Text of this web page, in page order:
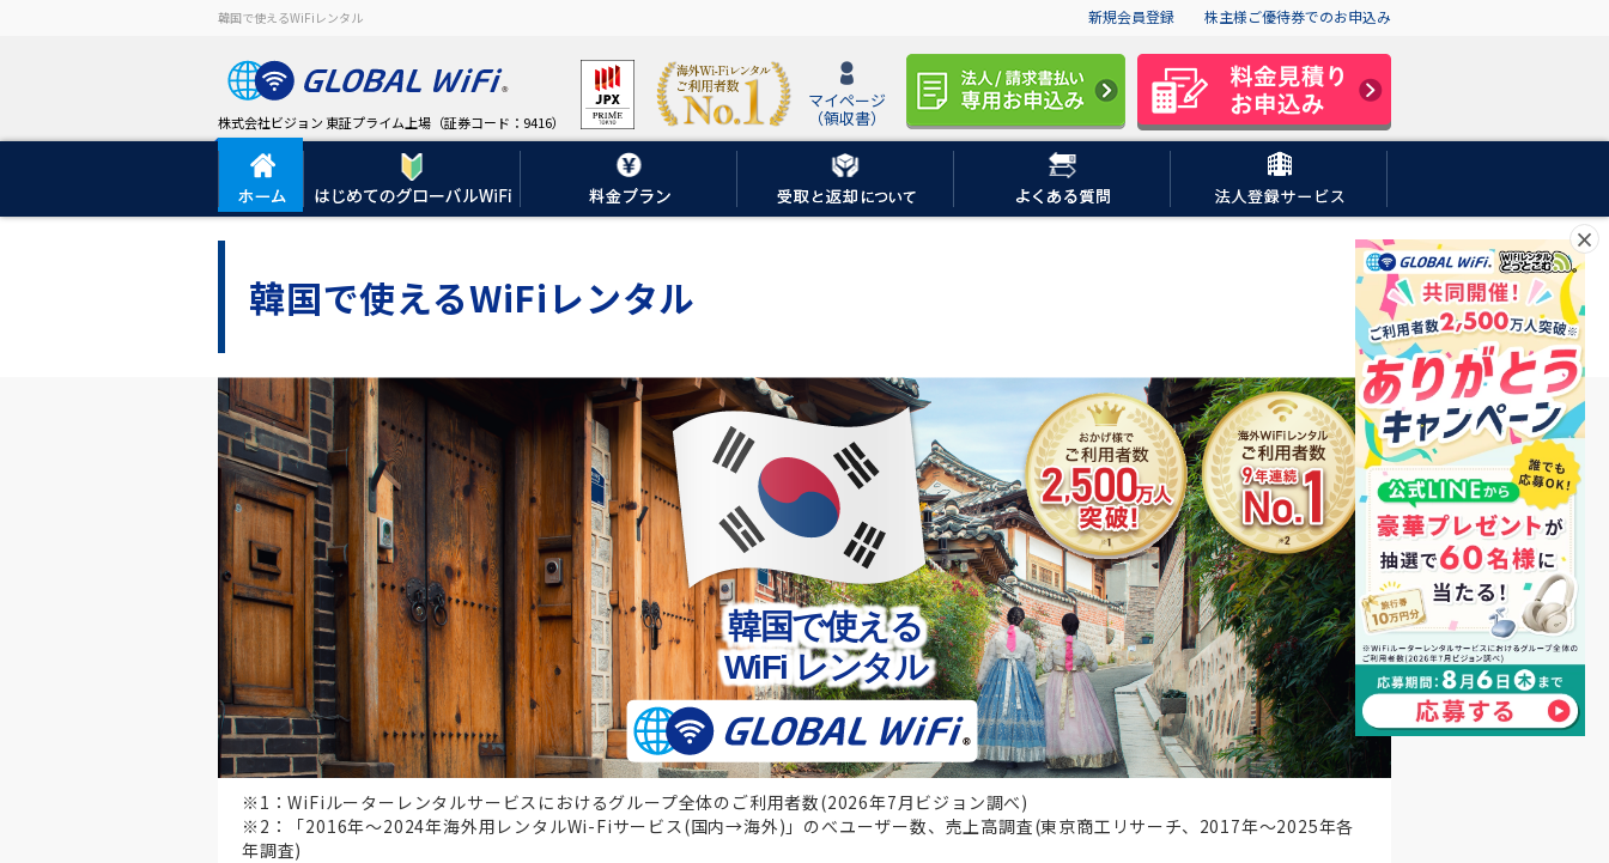
韓国で使えるWiFiレンタル 新規会員登録 株主様ご優待券でのお申込み
株式会社ビジョン 東証プライム上場（証券コード：9416）
マイページ
（領収書）
韓国で使えるWiFiレンタル
韓国で使える
WiFi レンタル
※1：WiFiルーターレンタルサービスにおけるグループ全体のご利用者数(2026年7月ビジョン調べ)
※2：「2016年～2024年海外用レンタルWi-Fiサービス(国内→海外)」のべユーザー数、売上高調査(東京商工リサーチ、2017年～2025年各
年調査)
×